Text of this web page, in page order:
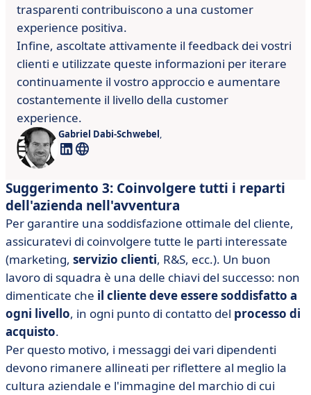
trasparenti contribuiscono a una customer
experience positiva.
Infine, ascoltate attivamente il feedback dei vostri
clienti e utilizzate queste informazioni per iterare
continuamente il vostro approccio e aumentare
costantemente il livello della customer
experience.
Gabriel Dabi-Schwebel,
Suggerimento 3: Coinvolgere tutti i reparti
dell'azienda nell'avventura
Per garantire una soddisfazione ottimale del cliente,
assicuratevi di coinvolgere tutte le parti interessate
(marketing, servizio clienti, R&S, ecc.). Un buon
lavoro di squadra è una delle chiavi del successo: non
dimenticate che il cliente deve essere soddisfatto a
ogni livello, in ogni punto di contatto del processo di
acquisto.
Per questo motivo, i messaggi dei vari dipendenti
devono rimanere allineati per riflettere al meglio la
cultura aziendale e l'immagine del marchio di cui